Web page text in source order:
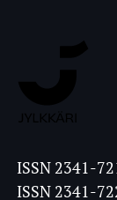
ISSN 2341-
ISSN 2341-